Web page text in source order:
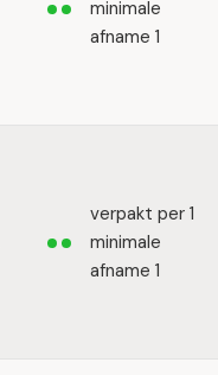
minimale
afname 1
verpakt per 1
minimale
afname 1